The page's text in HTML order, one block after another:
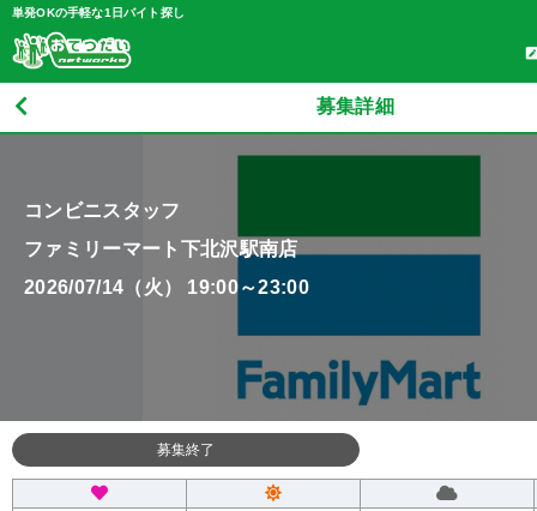
単発OKの手軽な1日バイト探し
募集詳細
コンビニスタッフ
ファミリーマート下北沢駅南店
2026/07/14（火） 19:00～23:00
募集終了